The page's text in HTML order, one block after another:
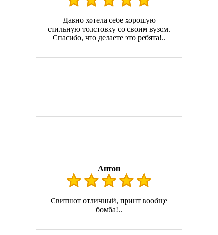
Давно хотела себе хорошую
стильную толстовку со своим вузом.
Спасибо, что делаете это ребята!..
Антон
Свитшот отличный, принт вообще
бомба!..